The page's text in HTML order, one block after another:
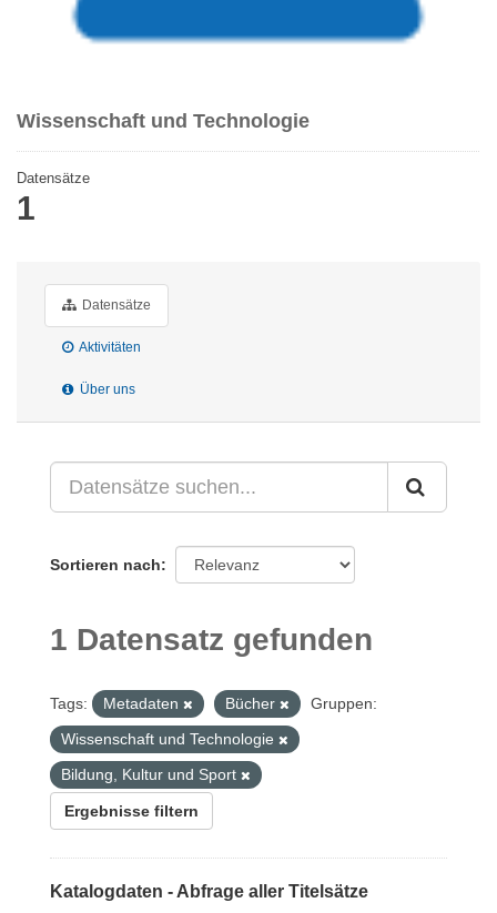
Wissenschaft und Technologie
Datensätze
1
Datensätze
Aktivitäten
Über uns
Sortieren nach
1 Datensatz gefunden
Tags: Metadaten Bücher
Gruppen:
Wissenschaft und Technologie
Bildung, Kultur und Sport
Ergebnisse filtern
Katalogdaten - Abfrage aller Titelsätze